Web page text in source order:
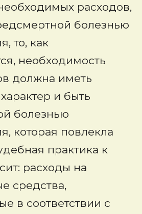
расходов,
болезнью
то, как
необходимость
должна иметь
и быть
болезнью
которая повлекла
практика к
расходы на
средства,
в соответствии с